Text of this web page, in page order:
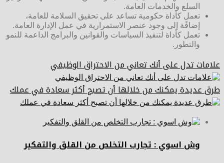
السلع والخدمات العامة.
تعمل كأداة حكومية تساعد على تحقيق السلامة للعامة،
إضافًة إلى وجود عنصر الاستمرارية في عمل الإدارة العامة.
تعمل كأداة لتنفيذ السياسات والقوانين والبرامج الداعمة للنمو
والتطور.
علامات تدل على أنك تعاني من الاحتراق الوظيفي
طرق عديدة يمكنك من خلالها أن تصبح أكثر سعادة في عملك
وش اسوي : تجارب التخلص من القلق والتفكير